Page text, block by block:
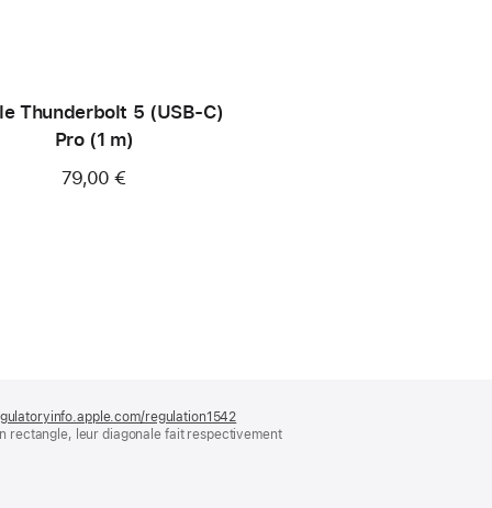
Thunderbolt 5 (USB‑C)
Pro (1 m)
79,00 €
regulation1542
dans
rectangle, leur diagonale fait respectivement